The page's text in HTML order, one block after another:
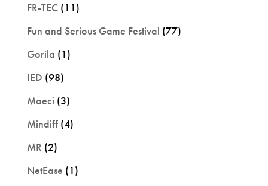
FR-TEC(11)
Fun and Serious Game Festival (77)
Gorila (1)
IED (98)
Maeci (3)
Mindiff(4)
MR (2)
NetEase (1)